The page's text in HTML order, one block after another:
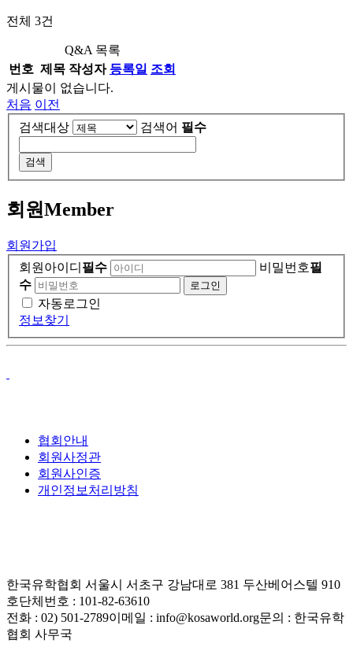
전체 3건
Q&A 목록
번호 제목 작성자 등록일 조회
게시물이 없습니다.
처음 이전
검색대상
검색어 필수
검색
회원Member
회원가입
회원아이디 필수 비밀번호필
수
자동로그인
정보찾기
협회안내
회원사정관
회원사인증
개인정보처리방침
한국유학협회 서울시 서초구 강남대로 381 두산베어스텔 910
호단체번호 : 101-82-63610
전화 : 02) 501-2789이메일 : info@kosaworld.org문의 : 한국유학
협회 사무국